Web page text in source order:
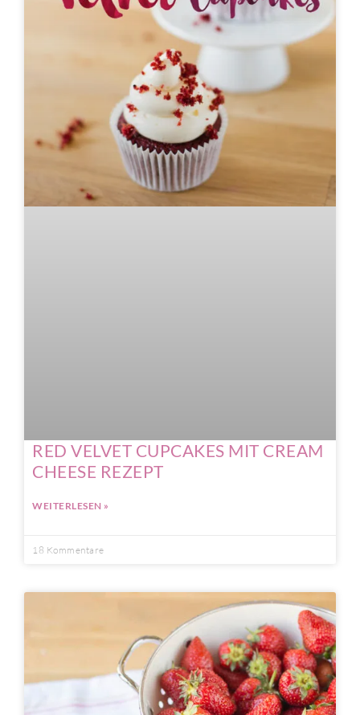
RED VELVET CUPCAKES MIT CREAM
CHEESE REZEPT
WEITERLESEN »
18 Kommentare